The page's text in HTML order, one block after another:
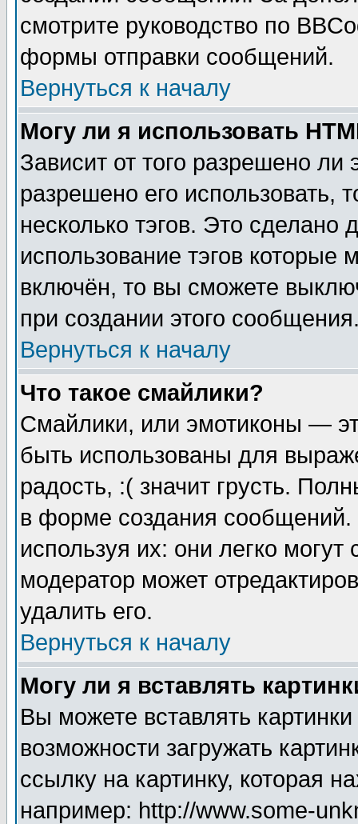
смотрите руководство по
формы отправки сообщений.
Вернуться к началу
Могу ли я использовать
Зависит от того разрешено
разрешено его использовать,
несколько тэгов. Это сделано
использование тэгов
включён, то вы сможете
при создании этого
Вернуться к началу
Что такое смайлики?
Смайлики, или эмотиконы —
быть использованы для
радость, :( значит грусть.
в форме создания сообщений.
используя их: они легко
модератор может
удалить его.
Вернуться к началу
Могу ли я вставлять
Вы можете вставлять
возможности загружать
ссылку на картинку, которая
например: http://www.some-